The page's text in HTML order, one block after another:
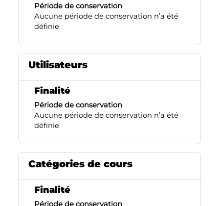
Période de conservation
Aucune période de conservation n’a été
définie
Utilisateurs
Finalité
Période de conservation
Aucune période de conservation n’a été
définie
Catégories de cours
Finalité
Période de conservation